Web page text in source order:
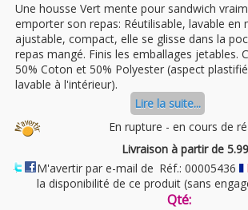
Une housse Vert mente pour sandwich
emporter son repas: Réutilisable, lavable en
ajustable, compact, elle se glisse dans la
repas mangé. Finis les emballages jetables.
50% Coton et 50% Polyester (aspect
lavable à l'intérieur).
Lire la suite...
En rupture - en cours de
Livraison à partir de
Réf.: 00005436
M'avertir par e-mail de
la disponibilité de ce produit (sans
Qté: